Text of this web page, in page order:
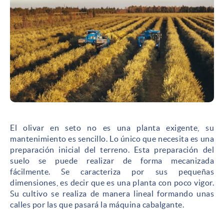
El olivar en seto no es una planta exigente, su
mantenimiento es sencillo. Lo único que necesita es una
preparación inicial del terreno. Esta preparación del
suelo se puede realizar de forma mecanizada
fácilmente. Se caracteriza por sus pequeñas
dimensiones, es decir que es una planta con poco vigor.
Su cultivo se realiza de manera lineal formando unas
calles por las que pasará la máquina cabalgante.